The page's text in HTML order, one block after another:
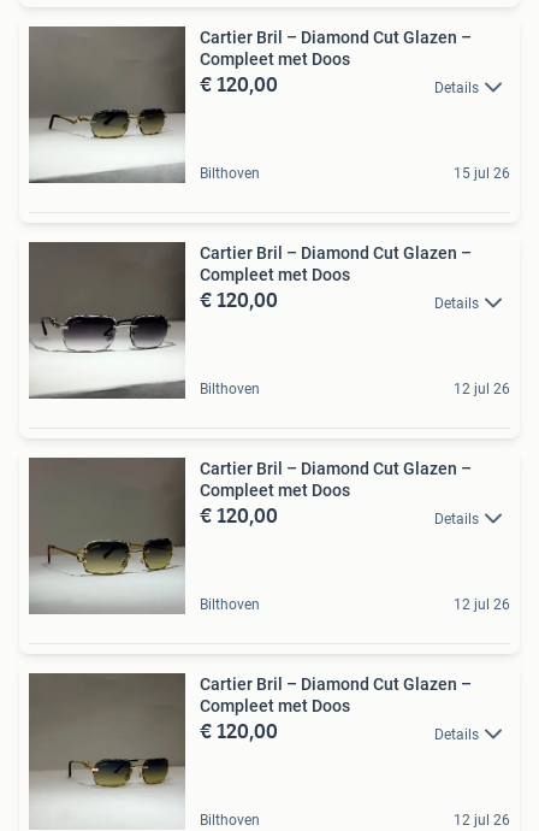
Cartier Bril – Diamond Cut Glazen –
Compleet met Doos
€ 120,00 Details
Bilthoven 15 jul 26
Cartier Bril – Diamond Cut Glazen –
Compleet met Doos
€ 120,00 Details
Bilthoven 12 jul 26
Cartier Bril – Diamond Cut Glazen –
Compleet met Doos
€ 120,00 Details
Bilthoven 12 jul 26
Cartier Bril – Diamond Cut Glazen –
Compleet met Doos
€ 120,00 Details
Bilthoven 12 jul 26